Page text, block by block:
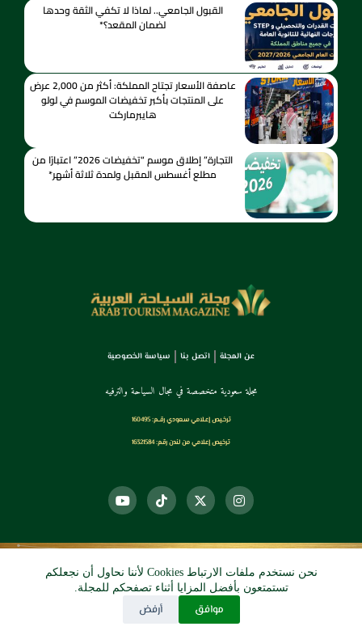
نحن نستخدم ملفات الارتباط Cookies لأننا نحاول أن نجعلكم
تستمتعون بأفضل المزايا أثناء تصفحكم للمجلة.
موافق أرفض
القبول الجامعي.. لماذا لا تكفي الثقة وحدها
لضمان المقعد؟*
عاصفة الأسعار تجتاح المملكة: أكثر من 2,000 عرض
على المنتجات بأكبر تخفيضات الموسم في لولو
هايبرماركت
التجارة” إطلاق موسم “تخفيضات 2026” اعتبارًا من
مطلع أغسطس المقبل ولمدة ثلاثة أشهر*
عن المجلة اتصل بنا سياسة الخصوصية
مجلة سعودية متخصصة في مجال السياحة والترفيه
ترخـيص إعـلامي سـعودي رقــم: 160495
ترخيص إعلامي من لندن رقم: 16321584
© 2026 دي آرو الرقمي
جميع الحقوق محفوظة.